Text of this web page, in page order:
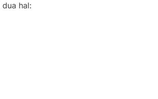
hal: